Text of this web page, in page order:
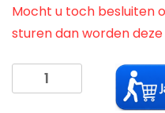
Mocht u toch besluiten
sturen dan worden
Computer
gebruiksklaar